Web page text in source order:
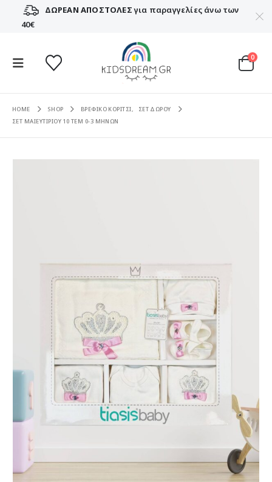
ΔΩΡΕΑΝ ΑΠΟΣΤΟΛΕΣγια παραγγελίες άνω των
40€
0
HOME SHOP ΒΡΕΦΙΚΟ ΚΟΡΙΤΣΙ,
ΣΕΤ ΔΩΡΟΥ
ΣΕΤ ΜΑΙΕΥΤΙΡΙΟΥ 10 ΤΕΜ 0-3 ΜΗΝΩΝ